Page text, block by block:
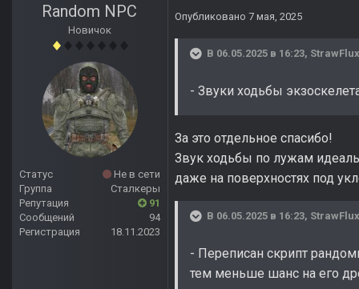
Random NPC
Новичок
Статус
Не в сети
Группа
Сталкеры
Репутация
91
Сообщений
94
Регистрация
18.11.2023
Опубликовано 7 мая, 2025
В 06.05.2025 в 16:23, StrawFlux
- Звуки ходьбы
За это отдельное спасибо!
Звук ходьбы по лужам
даже на поверхностях под
В 06.05.2025 в 16:23, StrawFlux
- Переписан скрипт
тем меньше шанс на его